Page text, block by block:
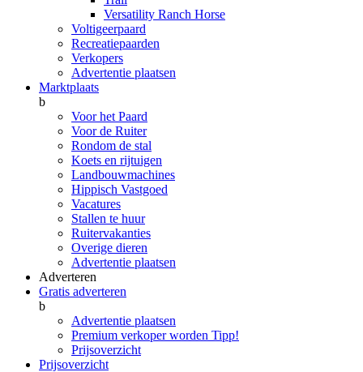
Versatility Ranch Horse
Voltigeerpaard
Recreatiepaarden
Verkopers
Advertentie plaatsen
Marktplaats
b
Voor het Paard
Voor de Ruiter
Rondom de stal
Koets en rijtuigen
Landbouwmachines
Hippisch Vastgoed
Vacatures
Stallen te huur
Ruitervakanties
Overige dieren
Advertentie plaatsen
Adverteren
Gratis adverteren
b
Advertentie plaatsen
Premium verkoper worden Tipp!
Prijsoverzicht
Prijsoverzicht